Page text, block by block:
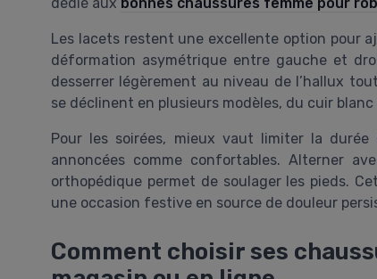
dédié aux bonnes chaussures femme pour
Les lacets restent une excellente option pour
déformation asymétrique entre gauche et
desserrer légèrement au niveau de l’hallux
se déclinent en plusieurs modèles, du cuir
Pour les soirées, mieux vaut limiter la
annoncées comme confortables. Alterner
orthopédique permet de soulager les pieds.
une occasion festive en source de douleur
Comment choisir ses